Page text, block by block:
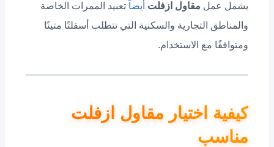
يشمل عمل مقاول ازفلت أيضاً تعبيد الممرات الخاصة
والمناطق التجارية والسكنية التي تتطلب أسفلتًا متينًا
ومتوافقًا مع الاستخدام.
كيفية اختيار مقاول ازفلت
مناسب